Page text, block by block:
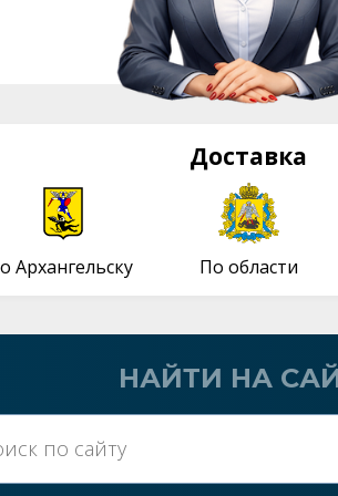
Доставка
Архангельску По области
НАЙТИ НА